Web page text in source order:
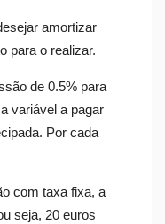
amortizar
para o realizar.
de 0.5% para
variável a pagar
Por cada
com taxa fixa, a
seja, 20 euros